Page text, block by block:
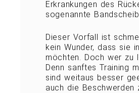
Erkrankungen des
sogenannte
Dieser Vorfall ist
kein Wunder, dass sie
möchten. Doch wer zu
Denn sanftes Training
sind weitaus besser
auch die Beschwerden